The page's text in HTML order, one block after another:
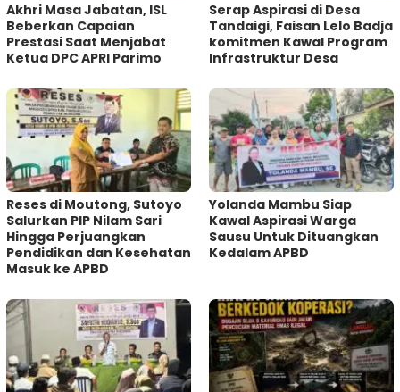
Akhri Masa Jabatan, ISL
Beberkan Capaian
Prestasi Saat Menjabat
Ketua DPC APRI Parimo
Serap Aspirasi di Desa
Tandaigi, Faisan Lelo Badja
komitmen Kawal Program
Infrastruktur Desa
Reses di Moutong, Sutoyo
Salurkan PIP Nilam Sari
Hingga Perjuangkan
Pendidikan dan Kesehatan
Masuk ke APBD
Yolanda Mambu Siap
Kawal Aspirasi Warga
Sausu Untuk Dituangkan
Kedalam APBD